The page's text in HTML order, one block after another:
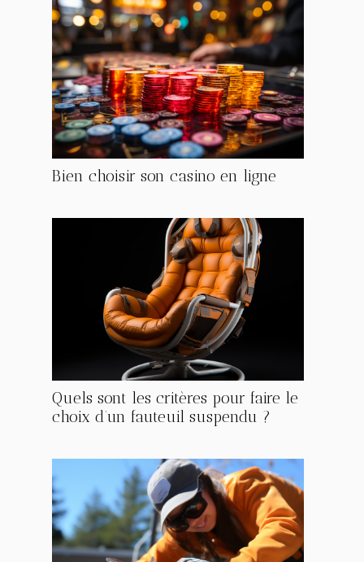
Bien choisir son casino en ligne
Quels sont les critères pour faire le
choix d’un fauteuil suspendu ?